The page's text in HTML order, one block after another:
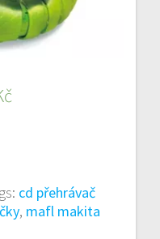
cd přehrávač
, mafl makita